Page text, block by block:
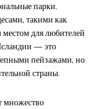
парки.
такими как
местом для любителей
— это
пейзажами, но
страны.
множество